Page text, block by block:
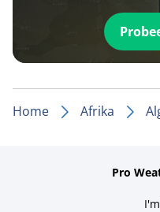
Home Afrika
Pro